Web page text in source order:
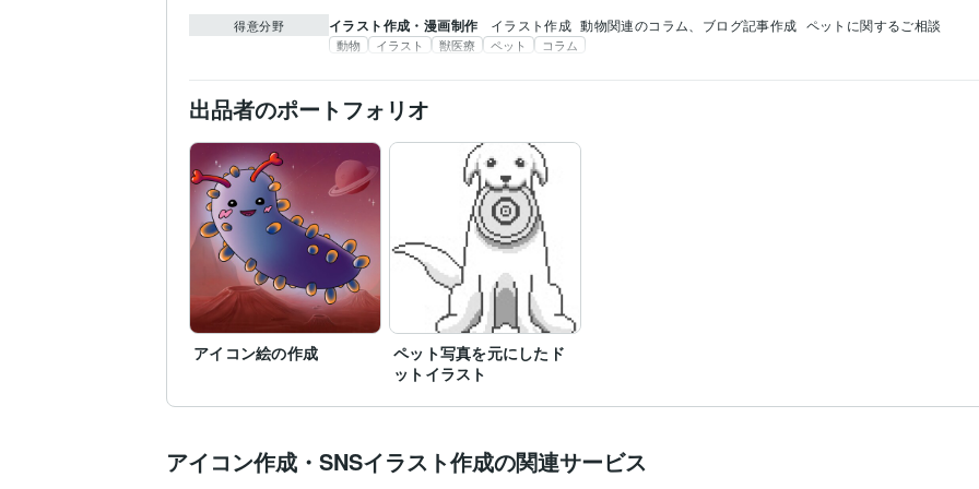
得意分野 イラスト作成・漫画制作 イラスト作成 動物関連のコラム、ブログ記事作成 ペットに関するご相談
動物 イラスト 獣医療 ペット コラム
出品者のポートフォリオ
アイコン絵の作成
ペット写真を元にしたド
ットイラスト
アイコン作成・SNSイラスト作成の関連サービス